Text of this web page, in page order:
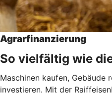
Agrarfinanzierung
So vielfältig wie
Maschinen kaufen,
investieren. Mit der